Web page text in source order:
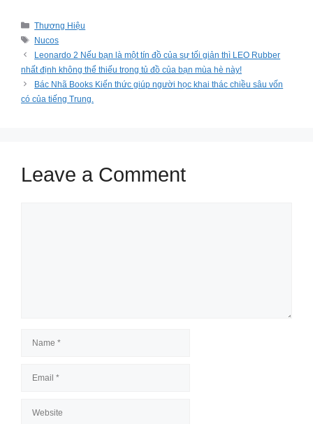
Categories
Thương Hiệu
Tags
Nucos
Leonardo 2 Nếu bạn là một tín đồ của sự tối giản thì LEO Rubber
nhất định không thể thiếu trong tủ đồ của bạn mùa hè này!
Bác Nhã Books Kiến thức giúp người học khai thác chiều sâu vốn
có của tiếng Trung.
Leave a Comment